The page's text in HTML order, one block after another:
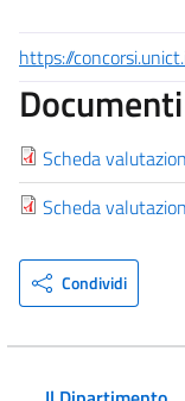
https://
Scheda
Scheda
Condividi